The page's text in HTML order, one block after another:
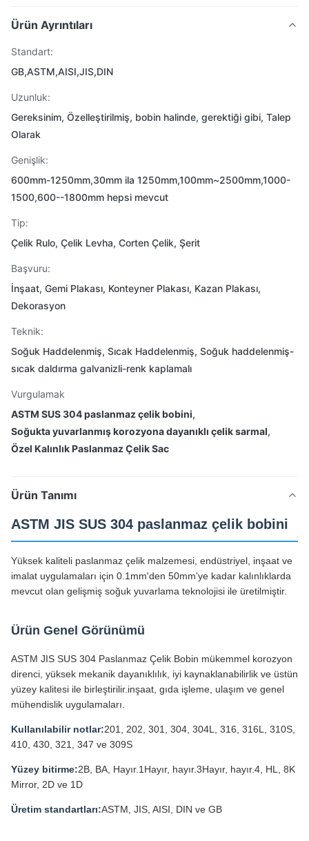
Ürün Ayrıntıları
Standart:
GB,ASTM,AISI,JIS,DIN
Uzunluk:
Gereksinim, Özelleştirilmiş, bobin halinde, gerektiği gibi, Talep
Olarak
Genişlik:
600mm-1250mm,30mm ila 1250mm,100mm~2500mm,1000-
1500,600--1800mm hepsi mevcut
Tip:
Çelik Rulo, Çelik Levha, Corten Çelik, Şerit
Başvuru:
İnşaat, Gemi Plakası, Konteyner Plakası, Kazan Plakası,
Dekorasyon
Teknik:
Soğuk Haddelenmiş, Sıcak Haddelenmiş, Soğuk haddelenmiş-
sıcak daldırma galvanizli-renk kaplamalı
Vurgulamak
ASTM SUS 304 paslanmaz çelik bobini,
Soğukta yuvarlanmış korozyona dayanıklı çelik sarmal,
Özel Kalınlık Paslanmaz Çelik Sac
Ürün Tanımı
ASTM JIS SUS 304 paslanmaz çelik bobini
Yüksek kaliteli paslanmaz çelik malzemesi, endüstriyel, inşaat ve
imalat uygulamaları için 0.1mm'den 50mm'ye kadar kalınlıklarda
mevcut olan gelişmiş soğuk yuvarlama teknolojisi ile üretilmiştir.
Ürün Genel Görünümü
ASTM JIS SUS 304 Paslanmaz Çelik Bobin mükemmel korozyon
direnci, yüksek mekanik dayanıklılık, iyi kaynaklanabilirlik ve üstün
yüzey kalitesi ile birleştirilir.inşaat, gıda işleme, ulaşım ve genel
mühendislik uygulamaları.
Kullanılabilir notlar:201, 202, 301, 304, 304L, 316, 316L, 310S,
410, 430, 321, 347 ve 309S
Yüzey bitirme:2B, BA, Hayır.1Hayır, hayır.3Hayır, hayır.4, HL, 8K
Mirror, 2D ve 1D
Üretim standartları:ASTM, JIS, AISI, DIN ve GB